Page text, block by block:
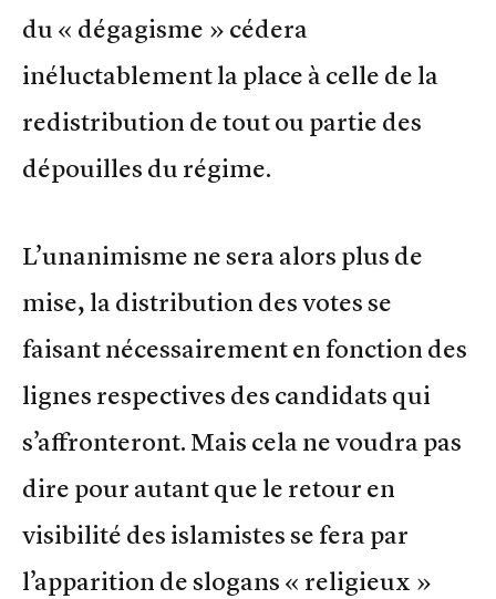
du « dégagisme » cédera
inéluctablement la place à celle de la
redistribution de tout ou partie des
dépouilles du régime.
L’unanimisme ne sera alors plus de
mise, la distribution des votes se
faisant nécessairement en fonction des
lignes respectives des candidats qui
s’affronteront. Mais cela ne voudra pas
dire pour autant que le retour en
visibilité des islamistes se fera par
l’apparition de slogans « religieux »